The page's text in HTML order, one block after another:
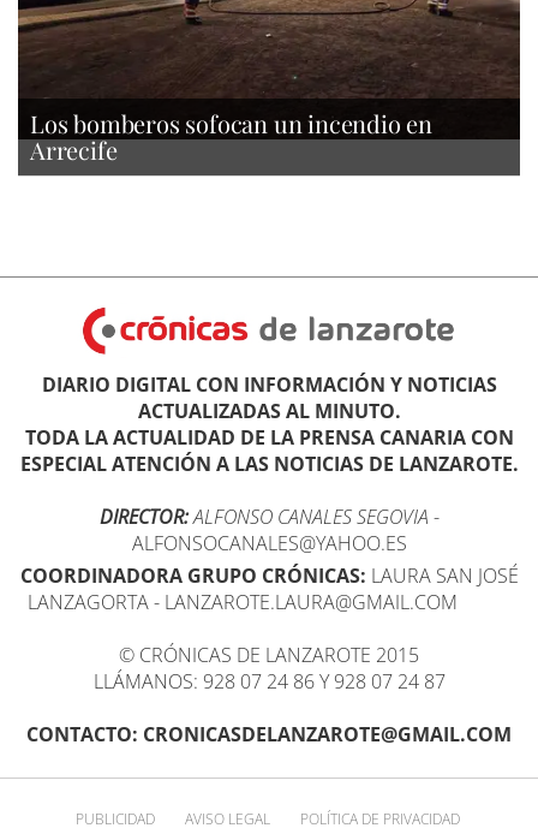
Los bomberos sofocan un incendio en
Arrecife
DIARIO DIGITAL CON INFORMACIÓN Y NOTICIAS
ACTUALIZADAS AL MINUTO.
TODA LA ACTUALIDAD DE LA PRENSA CANARIA CON
ESPECIAL ATENCIÓN A LAS NOTICIAS DE LANZAROTE.
DIRECTOR:ALFONSO CANALES SEGOVIA -
ALFONSOCANALES@YAHOO.ES
COORDINADORA GRUPO CRÓNICAS: LAURA SAN JOSÉ
LANZAGORTA - LANZAROTE.LAURA@GMAIL.COM
© CRÓNICAS DE LANZAROTE 2015
LLÁMANOS: 928 07 24 86 Y 928 07 24 87
CONTACTO: CRONICASDELANZAROTE@GMAIL.COM
PUBLICIDAD AVISO LEGAL POLÍTICA DE PRIVACIDAD